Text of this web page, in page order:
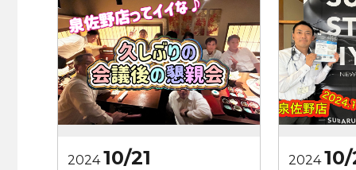
202410/21 2024